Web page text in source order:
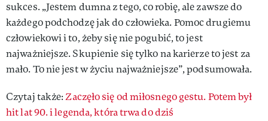
sukces. „Jestem dumna z tego, co robię, ale zawsze do
każdego podchodzę jak do człowieka. Pomoc drugiemu
człowiekowi i to, żeby się nie pogubić, to jest
najważniejsze. Skupienie się tylko na karierze to jest za
mało. To nie jest w życiu najważniejsze”, podsumowała.
Czytaj także:Zaczęło się od miłosnego gestu. Potem był
hit lat 90. i legenda, która trwa do dziś